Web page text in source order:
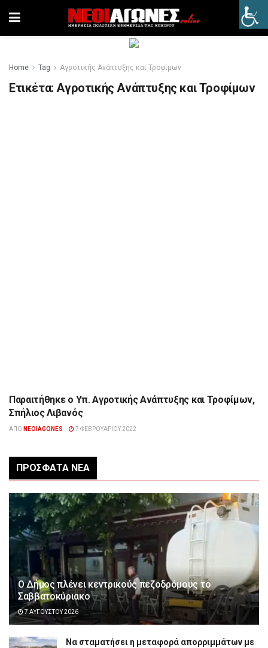
Home Tag Αγροτικής Ανάπτυξης και Τροφίμων
Ετικέτα:Αγροτικής Ανάπτυξης και Τροφίμων
ΕΠΙΚΑΙΡΌΤΗΤΑ
Παραιτήθηκε ο Υπ. Αγροτικής Ανάπτυξης και Τροφίμων,
Σπήλιος Λιβανός
ΑΠΌ NEOIAGONES 7 ΦΕΒΡΟΥΑΡΊΟΥ 2022
ΠΡΌΣΦΑΤΑ ΝΈΑ
Ο Δήμος πλένει κεντρικούς πεζοδρόμους το
Σαββατοκύριακο
7 ΑΥΓΟΎΣΤΟΥ 2026
Να σταματήσει η μεταφορά απορριμμάτων με